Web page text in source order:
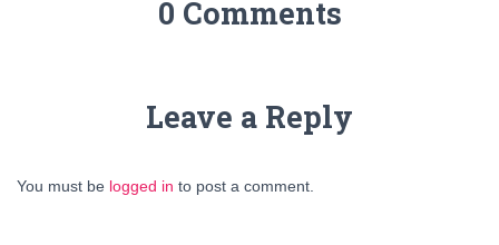
0 Comments
Leave a Reply
You must be logged in to post a comment.